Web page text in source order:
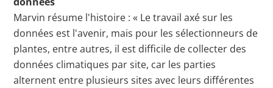
Marvin résume l'histoire : « Le travail axé sur les
données est l'avenir, mais pour les sélectionneurs de
plantes, entre autres, il est difficile de collecter des
données climatiques par site, car les parties
alternent entre plusieurs sites avec leurs différentes